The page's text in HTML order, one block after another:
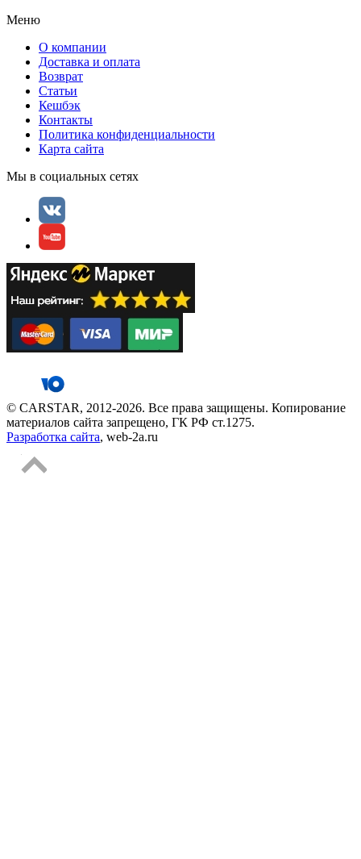
Меню
О компании
Доставка и оплата
Возврат
Статьи
Кешбэк
Контакты
Политика конфиденциальности
Карта сайта
Мы в социальных сетях
© CARSTAR, 2012-2026. Все права защищены. Копирование
материалов сайта запрещено, ГК РФ ст.1275.
Разработка сайта, web-2a.ru